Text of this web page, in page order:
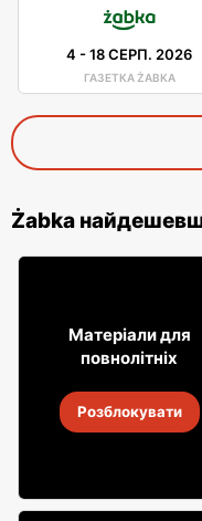
4 -18 СЕРП. 2026
ГАЗЕТКА ŻABKA
Żabka
3199
Алкогольні напої
18 серп. 2026
Матеріали для
повнолітніх
Розблокувати